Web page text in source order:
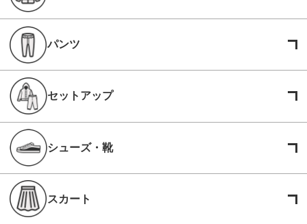
パンツ
セットアップ
シューズ・靴
スカート